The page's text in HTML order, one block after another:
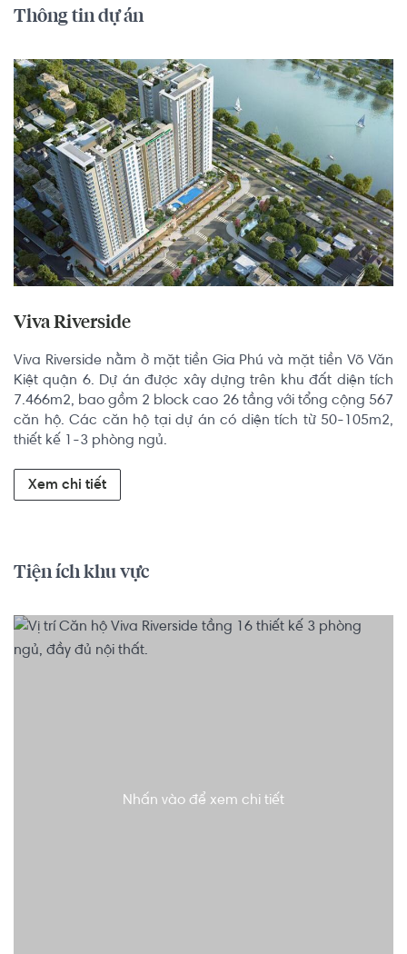
Thông tin dự án
Viva Riverside
Viva Riverside nằm ở mặt tiền Gia Phú và mặt tiền Võ Văn
Kiệt quận 6. Dự án được xây dựng trên khu đất diện tích
7.466m2, bao gồm 2 block cao 26 tầng với tổng cộng 567
căn hộ. Các căn hộ tại dự án có diện tích từ 50-105m2,
thiết kế 1-3 phòng ngủ.
Xem chi tiết
Tiện ích khu vực
Nhấn vào để xem chi tiết